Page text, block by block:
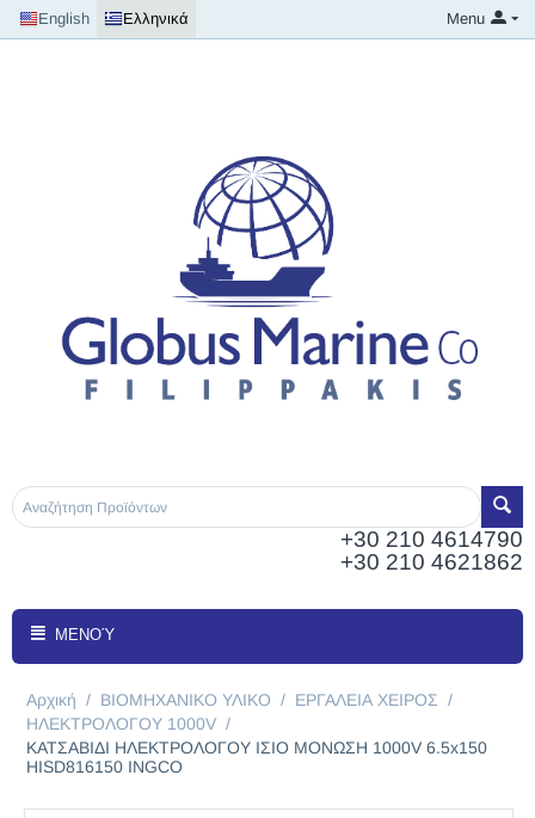
English Ελληνικά Menu
+30 210 4614790
+30 210 4621862
ΜΕΝΟΎ
Αρχική / ΒΙΟΜΗΧΑΝΙΚΟ ΥΛΙΚΟ / ΕΡΓΑΛΕΙΑ ΧΕΙΡΟΣ /
ΗΛΕΚΤΡΟΛΟΓΟΥ 1000V /
ΚΑΤΣΑΒΙΔΙ ΗΛΕΚΤΡΟΛΟΓΟΥ ΙΣΙΟ ΜΟΝΩΣΗ 1000V 6.5x150
HISD816150 INGCO